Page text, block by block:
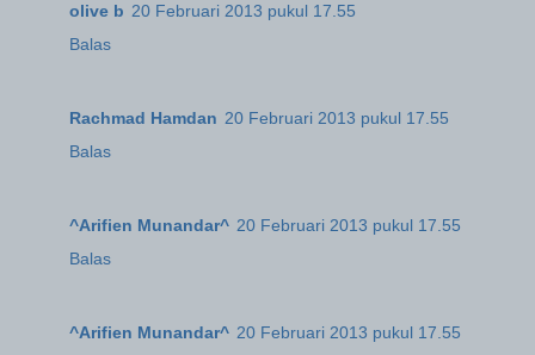
olive b 20 Februari 2013 pukul 17.55
Balas
Rachmad Hamdan 20 Februari 2013 pukul 17.55
Balas
^Arifien Munandar^ 20 Februari 2013 pukul 17.55
Balas
^Arifien Munandar^ 20 Februari 2013 pukul 17.55